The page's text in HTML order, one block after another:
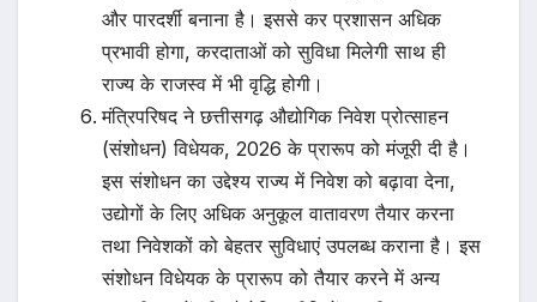
और पारदर्शी बनाना है। इससे कर प्रशासन अधिक
प्रभावी होगा, करदाताओं को सुविधा मिलेगी साथ ही
राज्य के राजस्व में भी वृद्धि होगी।
मंत्रिपरिषद ने छत्तीसगढ़ औद्योगिक निवेश प्रोत्साहन
(संशोधन) विधेयक, 2026 के प्रारूप को मंजूरी दी है।
इस संशोधन का उद्देश्य राज्य में निवेश को बढ़ावा देना,
उद्योगों के लिए अधिक अनुकूल वातावरण तैयार करना
तथा निवेशकों को बेहतर सुविधाएं उपलब्ध कराना है। इस
संशोधन विधेयक के प्रारूप को तैयार करने में अन्य